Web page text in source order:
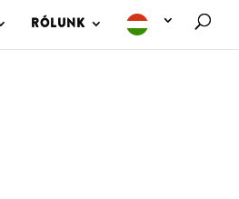
RÓLUNK